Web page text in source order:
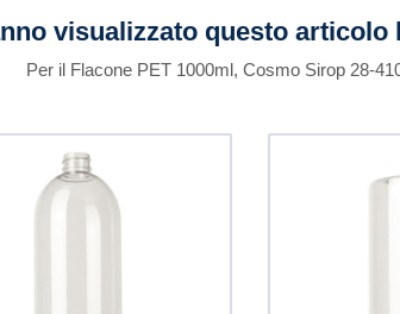
visualizzato questo articolo
Per il Flacone PET 1000ml, Cosmo Sirop 28-